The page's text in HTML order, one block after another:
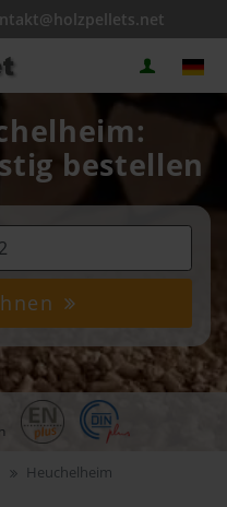
bestellen
Heuchelheim